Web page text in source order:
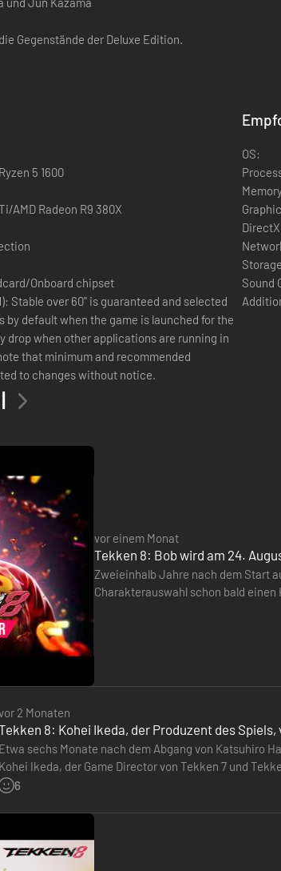
Gegenstände der Deluxe Edition.
5 1600
AMD Radeon R9 380X
Onboard chipset
Stable over 60" is guaranteed and selected
by default when the game is launched for the
drop when other applications are running in
that minimum and recommended
to changes without notice.
OS:
Sound
vor einem Monat
Tekken 8: Bob wird am 24.
Zweieinhalb Jahre nach dem Start
Charakterauswahl schon bald einen
2 Monaten
8: Kohei Ikeda, der Produzent des
Etwa sechs Monate nach dem Abgang von Katsuhiro
Kohei Ikeda, der Game Director von Tekken 7 und
für seine Entscheidung…
6